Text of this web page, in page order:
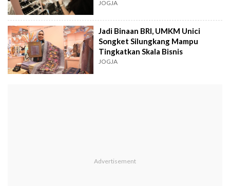
JOGJA
Jadi Binaan BRI, UMKM Unici
Songket Silungkang Mampu
Tingkatkan Skala Bisnis
JOGJA